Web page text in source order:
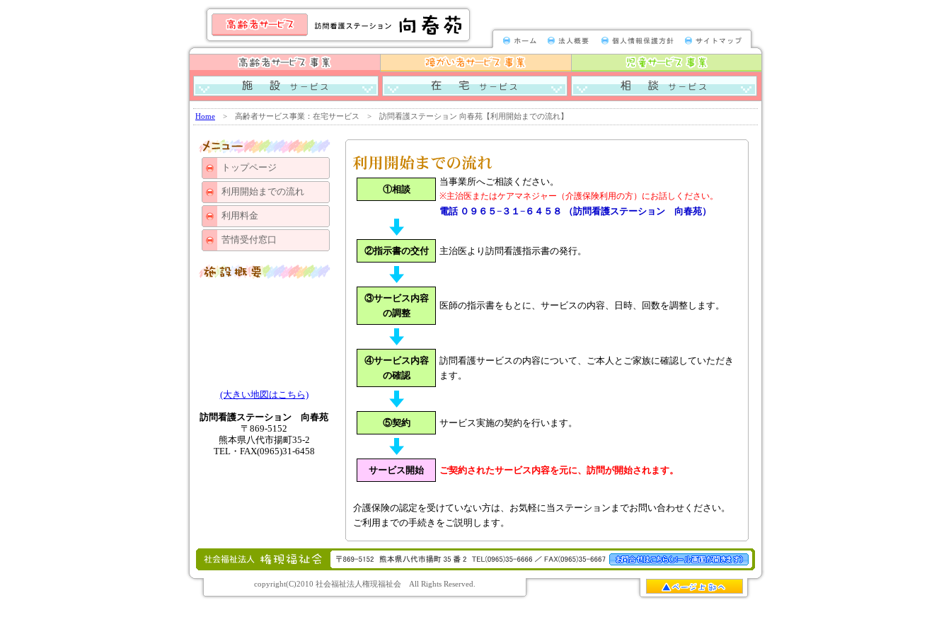
介護老人保健施設 向春苑
ケアハウス偕老苑
グループホーム清陽
グループホーム清陽「すえひろ」
訪問看護ステーション向春苑
介護りゅうそう
小規模多機能ホームこうだ
デイサービス春風
八代市地域包括支援センターくまがわ
かいご１１０番ホッと・こうだ・はぎわら
Home > 高齢者サービス事業：在宅サービス > 訪問看護ステーション 向春苑【利用開始までの流れ】
トップページ
利用開始までの流れ
利用料金
苦情受付窓口
(大きい地図はこちら)
訪問看護ステーション 向春苑
〒869-5152
熊本県八代市揚町35-2
TEL・FAX(0965)31-6458
①相談
当事業所へご相談ください。
※主治医またはケアマネジャー（介護保険利用の方）にお話しください。
電話 ０９６５−３１−６４５８ （訪問看護ステーション 向春苑）
②指示書の交付 主治医より訪問看護指示書の発行。
③サービス内容
の調整
医師の指示書をもとに、サービスの内容、日時、回数を調整します。
④サービス内容
の確認
訪問看護サービスの内容について、ご本人とご家族に確認していただき
ます。
⑤契約 サービス実施の契約を行います。
サービス開始 ご契約されたサービス内容を元に、訪問が開始されます。
介護保険の認定を受けていない方は、お気軽に当ステーションまでお問い合わせください。
ご利用までの手続きをご説明します。
copyright(C)2010 社会福祉法人権現福祉会 All Rights Reserved.